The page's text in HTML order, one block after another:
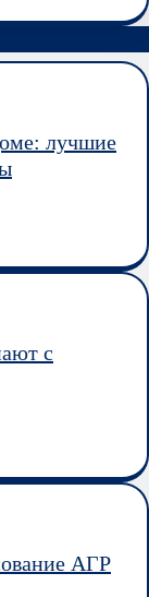
лучшие
с
АГР